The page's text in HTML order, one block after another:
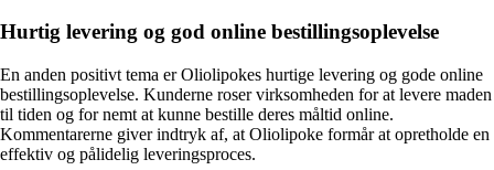
Hurtig levering og god online bestillingsoplevelse
En anden positivt tema er Oliolipokes hurtige levering og gode online
bestillingsoplevelse. Kunderne roser virksomheden for at levere maden
til tiden og for nemt at kunne bestille deres måltid online.
Kommentarerne giver indtryk af, at Oliolipoke formår at opretholde en
effektiv og pålidelig leveringsproces.